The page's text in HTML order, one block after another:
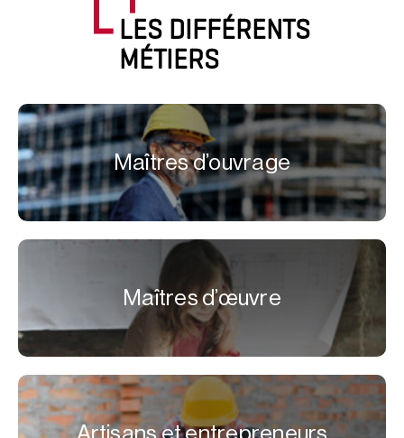
LES DIFFÉRENTS
MÉTIERS
Maîtres d’ouvrage
Maîtres d’œuvre
Artisans et entrepreneurs